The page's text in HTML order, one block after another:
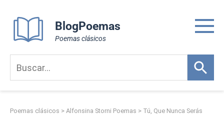
content
BlogPoemas
Poemas clásicos
Poemas clásicos > Alfonsina Storni Poemas > Tú, Que Nunca Serás